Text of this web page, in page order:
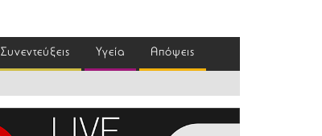
Συνεντεύξεις Υγεία Απόψεις